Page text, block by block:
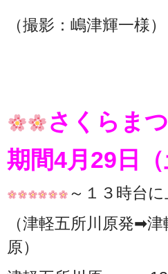
（撮影：嶋津輝一様）
さくらま
期間4月29日
～１３時台
（津軽五所川原発➡
原）